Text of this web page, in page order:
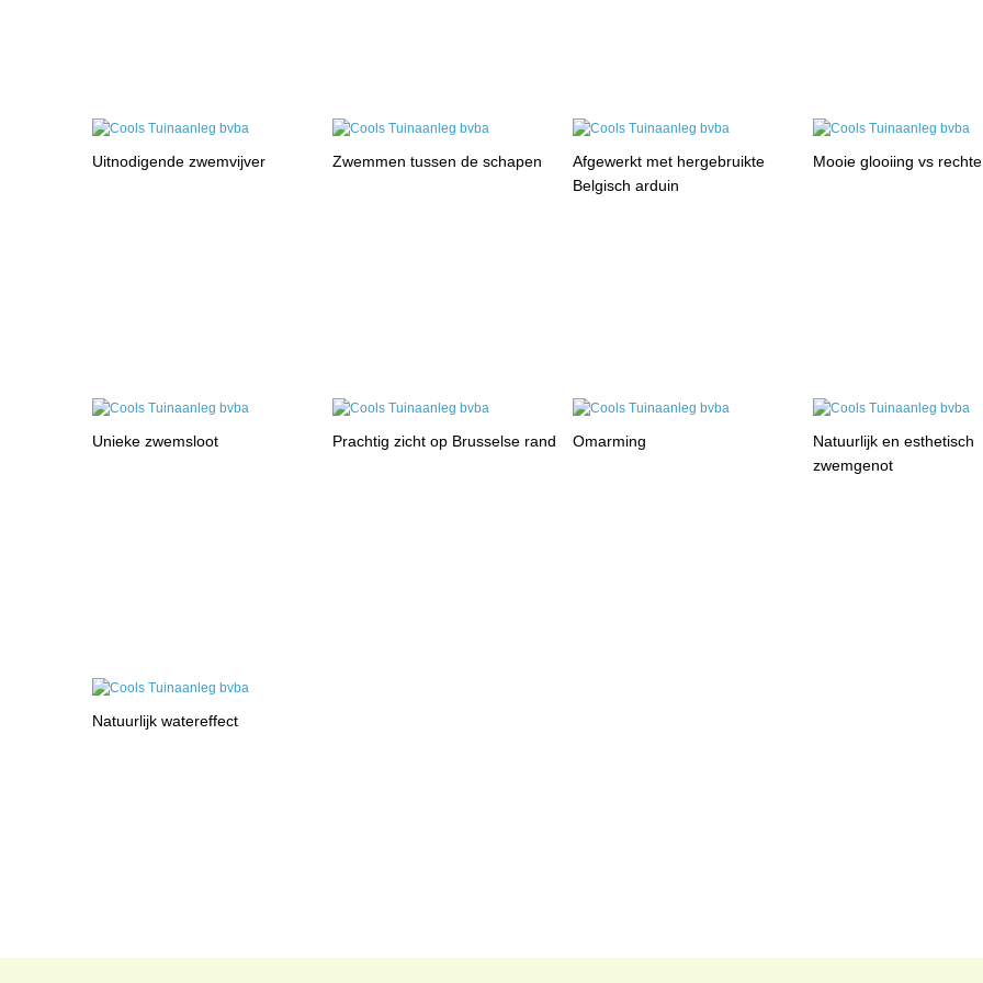
Uitnodigende zwemvijver Zwemmen tussen de schapen
Afgewerkt met hergebruikte
Belgisch arduin
Mooie glooiing vs
Unieke zwemsloot Prachtig zicht op Brusselse rand Omarming
Natuurlijk en esthetisch
zwemgenot
Natuurlijk watereffect